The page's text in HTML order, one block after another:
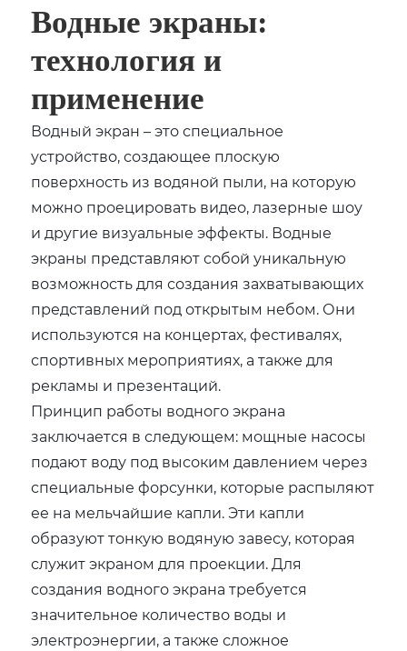
Водные экраны:
технология и
применение
Водный экран – это специальное
устройство, создающее плоскую
поверхность из водяной пыли, на которую
можно проецировать видео, лазерные шоу
и другие визуальные эффекты. Водные
экраны представляют собой уникальную
возможность для создания захватывающих
представлений под открытым небом. Они
используются на концертах, фестивалях,
спортивных мероприятиях, а также для
рекламы и презентаций.
Принцип работы водного экрана
заключается в следующем: мощные насосы
подают воду под высоким давлением через
специальные форсунки, которые распыляют
ее на мельчайшие капли. Эти капли
образуют тонкую водяную завесу, которая
служит экраном для проекции. Для
создания водного экрана требуется
значительное количество воды и
электроэнергии, а также сложное